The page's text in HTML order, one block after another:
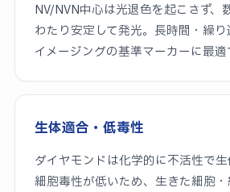
NV/NVN中心は光退色を起こさず、
わたり安定して発光。長時間・繰
イメージングの基準マーカーに最適
生体適合・低毒性
ダイヤモンドは化学的に不活性で生
細胞毒性が低いため、生きた細胞